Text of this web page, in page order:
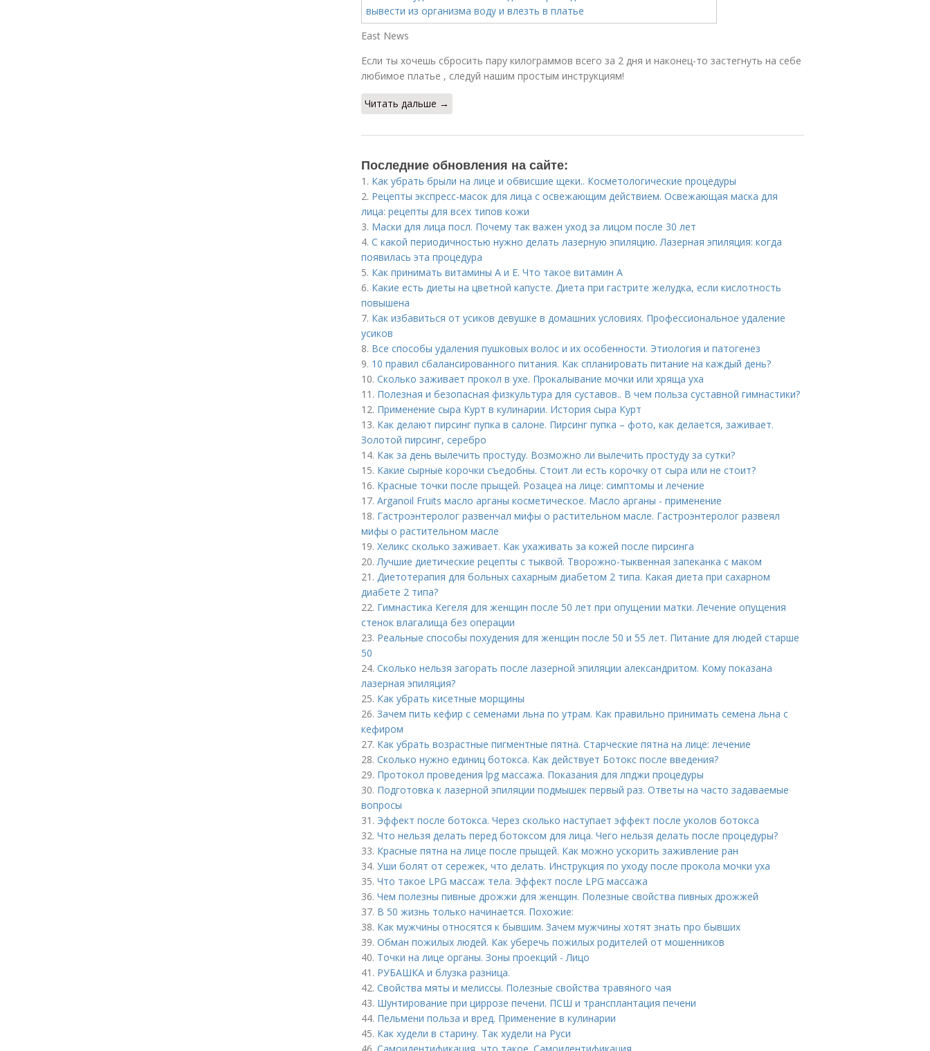
East News
Если ты хочешь сбросить пару килограммов всего за 2 дня и наконец-то застегнуть на себе
любимое платье , следуй нашим простым инструкциям!
Читать дальше →
Последние обновления на сайте:
1. Как убрать брыли на лице и обвисшие щеки.. Косметологические процедуры
2. Рецепты экспресс-масок для лица с освежающим действием. Освежающая маска для
лица: рецепты для всех типов кожи
3. Маски для лица посл. Почему так важен уход за лицом после 30 лет
4. С какой периодичностью нужно делать лазерную эпиляцию. Лазерная эпиляция: когда
появилась эта процедура
5. Как принимать витамины А и Е. Что такое витамин А
6. Какие есть диеты на цветной капусте. Диета при гастрите желудка, если кислотность
повышена
7. Как избавиться от усиков девушке в домашних условиях. Профессиональное удаление
усиков
8. Все способы удаления пушковых волос и их особенности. Этиология и патогенез
9. 10 правил сбалансированного питания. Как спланировать питание на каждый день?
10. Сколько заживает прокол в ухе. Прокалывание мочки или хряща уха
11. Полезная и безопасная физкультура для суставов.. В чем польза суставной гимнастики?
12. Применение сыра Курт в кулинарии. История сыра Курт
13. Как делают пирсинг пупка в салоне. Пирсинг пупка – фото, как делается, заживает.
Золотой пирсинг, серебро
14. Как за день вылечить простуду. Возможно ли вылечить простуду за сутки?
15. Какие сырные корочки съедобны. Стоит ли есть корочку от сыра или не стоит?
16. Красные точки после прыщей. Розацеа на лице: симптомы и лечение
17. Arganoil Fruits масло арганы косметическое. Масло арганы - применение
18. Гастроэнтеролог развенчал мифы о растительном масле. Гастроэнтеролог развеял
мифы о растительном масле
19. Хеликс сколько заживает. Как ухаживать за кожей после пирсинга
20.Лучшие диетические рецепты с тыквой. Творожно-тыквенная запеканка с маком
21. Диетотерапия для больных сахарным диабетом 2 типа. Какая диета при сахарном
диабете 2 типа?
22. Гимнастика Кегеля для женщин после 50 лет при опущении матки. Лечение опущения
стенок влагалища без операции
23. Реальные способы похудения для женщин после 50 и 55 лет. Питание для людей старше
50
24. Сколько нельзя загорать после лазерной эпиляции александритом. Кому показана
лазерная эпиляция?
25. Как убрать кисетные морщины
26. Зачем пить кефир с семенами льна по утрам. Как правильно принимать семена льна с
кефиром
27. Как убрать возрастные пигментные пятна. Старческие пятна на лице: лечение
28. Сколько нужно единиц ботокса. Как действует Ботокс после введения?
29. Протокол проведения lpg массажа. Показания для лпджи процедуры
30. Подготовка к лазерной эпиляции подмышек первый раз. Ответы на часто задаваемые
вопросы
31. Эффект после ботокса. Через сколько наступает эффект после уколов ботокса
32. Что нельзя делать перед ботоксом для лица. Чего нельзя делать после процедуры?
33. Красные пятна на лице после прыщей. Как можно ускорить заживление ран
34. Уши болят от сережек, что делать. Инструкция по уходу после прокола мочки уха
35. Что такое LPG массаж тела. Эффект после LPG массажа
36. Чем полезны пивные дрожжи для женщин. Полезные свойства пивных дрожжей
37. В 50 жизнь только начинается. Похожие:
38. Как мужчины относятся к бывшим. Зачем мужчины хотят знать про бывших
39. Обман пожилых людей. Как уберечь пожилых родителей от мошенников
40. Точки на лице органы. Зоны проекций - Лицо
41. РУБАШКА и блузка разница.
42. Свойства мяты и мелиссы. Полезные свойства травяного чая
43. Шунтирование при циррозе печени. ПСШ и трансплантация печени
44. Пельмени польза и вред. Применение в кулинарии
45. Как худели в старину. Так худели на Руси